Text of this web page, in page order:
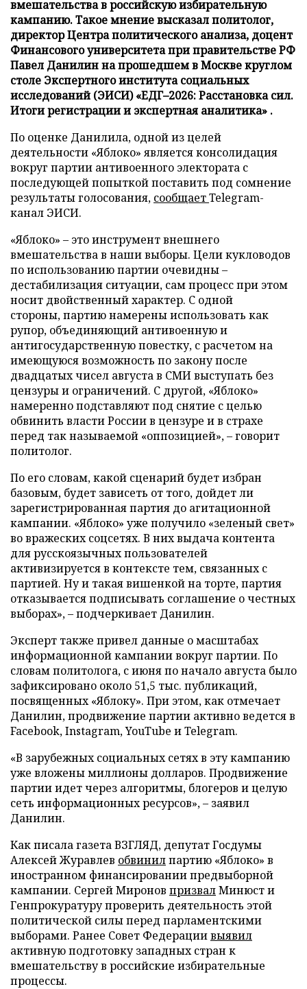
вмешательства в российскую избирательную
кампанию. Такое мнение высказал политолог,
директор Центра политического анализа, доцент
Финансового университета при правительстве РФ
Павел Данилин на прошедшем в Москве круглом
столе Экспертного института социальных
исследований (ЭИСИ) «ЕДГ–2026: Расстановка сил.
Итоги регистрации и экспертная аналитика» .
По оценке Данилила, одной из целей
деятельности «Яблоко» является консолидация
вокруг партии антивоенного электората с
последующей попыткой поставить под сомнение
результаты голосования, сообщаетTelegram-
канал ЭИСИ.
«Яблоко» – это инструмент внешнего
вмешательства в наши выборы. Цели кукловодов
по использованию партии очевидны –
дестабилизация ситуации, сам процесс при этом
носит двойственный характер. С одной
стороны, партию намерены использовать как
рупор, объединяющий антивоенную и
антигосударственную повестку, с расчетом на
имеющуюся возможность по закону после
двадцатых чисел августа в СМИ выступать без
цензуры и ограничений. С другой, «Яблоко»
намеренно подставляют под снятие с целью
обвинить власти России в цензуре и в страхе
перед так называемой «оппозицией», – говорит
политолог.
По его словам, какой сценарий будет избран
базовым, будет зависеть от того, дойдет ли
зарегистрированная партия до агитационной
кампании. «Яблоко» уже получило «зеленый свет»
во вражеских соцсетях. В них выдача контента
для русскоязычных пользователей
активизируется в контексте тем, связанных с
партией. Ну и такая вишенкой на торте, партия
отказывается подписывать соглашение о честных
выборах», – подчеркивает Данилин.
Эксперт также привел данные о масштабах
информационной кампании вокруг партии. По
словам политолога, с июня по начало августа было
зафиксировано около 51,5 тыс. публикаций,
посвященных «Яблоку». При этом, как отмечает
Данилин, продвижение партии активно ведется в
Facebook, Instagram, YouTube и Telegram.
«В зарубежных социальных сетях в эту кампанию
уже вложены миллионы долларов. Продвижение
партии идет через алгоритмы, блогеров и целую
сеть информационных ресурсов», – заявил
Данилин.
Как писала газета ВЗГЛЯД, депутат Госдумы
Алексей Журавлев обвинилпартию «Яблоко» в
иностранном финансировании предвыборной
кампании. Сергей Миронов призвалМинюст и
Генпрокуратуру проверить деятельность этой
политической силы перед парламентскими
выборами. Ранее Совет Федерациивыявил
активную подготовку западных стран к
вмешательству в российские избирательные
процессы.